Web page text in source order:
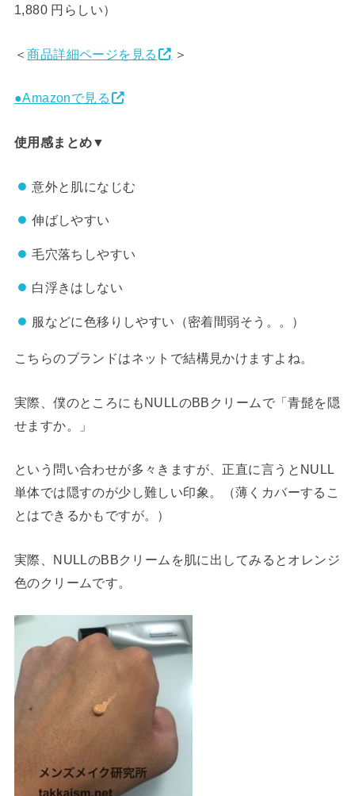
1,880円らしい）
＜商品詳細ページを見る ＞
●Amazonで見る
使用感まとめ▼
意外と肌になじむ
伸ばしやすい
毛穴落ちしやすい
白浮きはしない
服などに色移りしやすい（密着間弱そう。。）
こちらのブランドはネットで結構見かけますよね。
実際、僕のところにもNULLのBBクリームで「青髭を隠
せますか。」
という問い合わせが多々きますが、正直に言うとNULL
単体では隠すのが少し難しい印象。
（薄くカバーするこ
とはできるかもですが。）
実際、NULLのBBクリームを肌に出してみるとオレンジ
色のクリームです。